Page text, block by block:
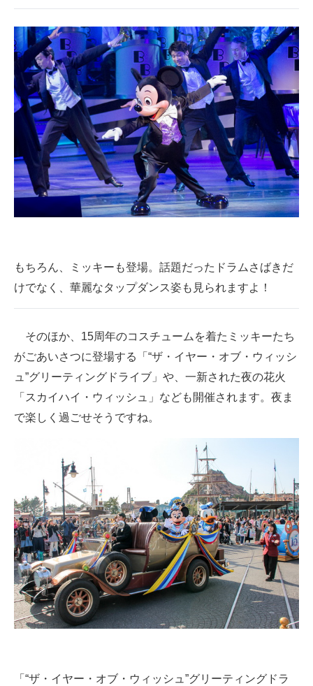
もちろん、ミッキーも登場。話題だったドラムさばきだ
けでなく、華麗なタップダンス姿も見られますよ！
そのほか、15周年のコスチュームを着たミッキーたち
がごあいさつに登場する「“ザ・イヤー・オブ・ウィッシ
ュ”グリーティングドライブ」や、一新された夜の花火
「スカイハイ・ウィッシュ」なども開催されます。夜ま
で楽しく過ごせそうですね。
「“ザ・イヤー・オブ・ウィッシュ”グリーティングドラ